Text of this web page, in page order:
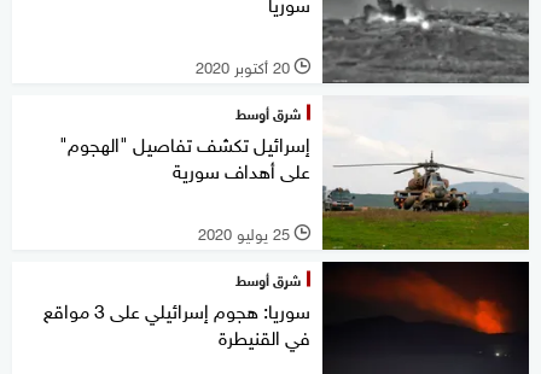
l 20 أكتوبر 2020
شرق أوسط
إسرائيل تكشف تفاصيل "الهجوم"
على أهداف سورية
l 25 يوليو 2020
شرق أوسط
سوريا: هجوم إسرائيلي على 3 مواقع
في القنيطرة